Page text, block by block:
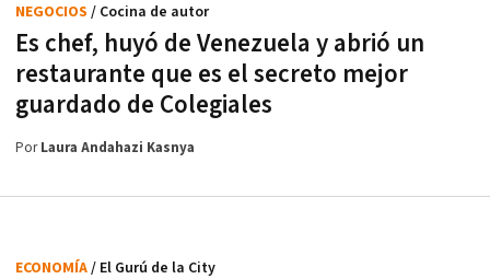
Es chef, huyó de Venezuela y abrió un
restaurante que es el secreto mejor
guardado de Colegiales
NEGOCIOS / Cocina de autor
PorLaura Andahazi Kasnya
ECONOMÍA/ El Gurú de la City